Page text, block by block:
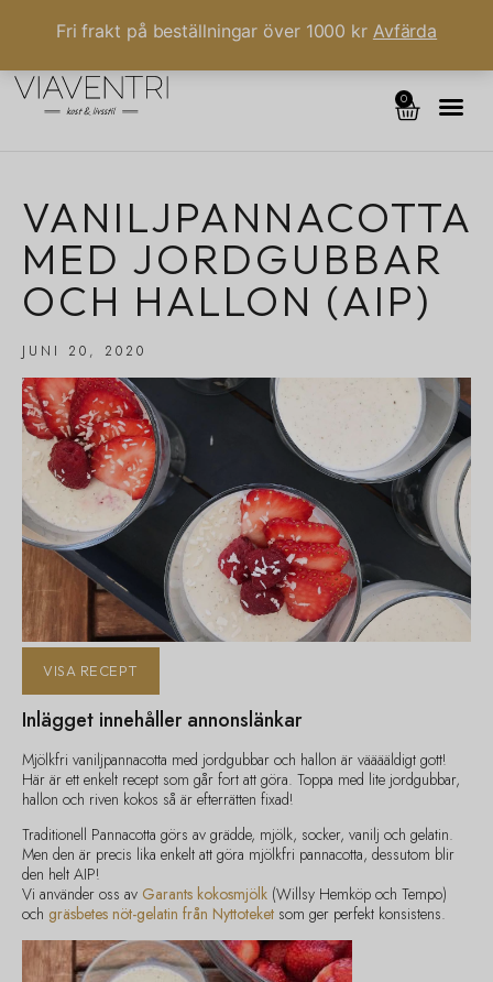
Fri frakt på beställningar över 1000 kr Avfärda
0
VANILJPANNACOTTA
MED JORDGUBBAR
OCH HALLON (AIP)
JUNI 20, 2020
VISA RECEPT
Inlägget innehåller annonslänkar
Mjölkfri vaniljpannacotta med jordgubbar och hallon är vääääldigt gott!
Här är ett enkelt recept som går fort att göra. Toppa med lite jordgubbar,
hallon och riven kokos så är efterrätten fixad!
Traditionell Pannacotta görs av grädde, mjölk, socker, vanilj och gelatin.
Men den är precis lika enkelt att göra mjölkfri pannacotta, dessutom blir
den helt AIP!
Vi använder oss av Garants kokosmjölk (Willsy Hemköp och Tempo)
och gräsbetes nöt-gelatin från Nyttoteket som ger perfekt konsistens.